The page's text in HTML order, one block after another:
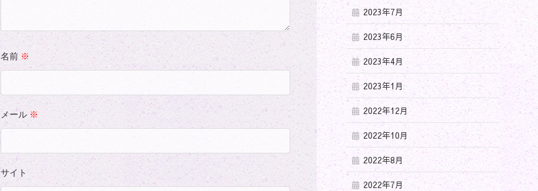
名前※
メール ※
サイト
2023年7月
2023年6月
2023年4月
2023年1月
2022年12月
2022年10月
2022年8月
2022年7月